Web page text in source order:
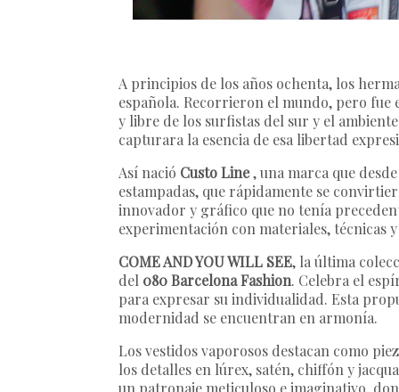
A principios de los años ochenta, los
española. Recorrieron el mundo, pero
y libre de los surfistas del sur y el
capturara la esencia de esa libertad
Así nació Custo Line, una marca que
estampadas, que rápidamente se
innovador y gráfico que no tenía
experimentación con materiales, técnicas
COME AND YOU WILL SEE, la última
del 080 Barcelona Fashion. Celebra el
para expresar su individualidad. Esta
modernidad se encuentran en armonía.
Los vestidos vaporosos destacan como
los detalles en lúrex, satén, chiffón y
un patronaje meticuloso e imaginativo,